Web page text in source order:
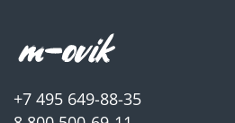
• Датчик предельной
• Автоматическое отключение
+7 495 649-88-35